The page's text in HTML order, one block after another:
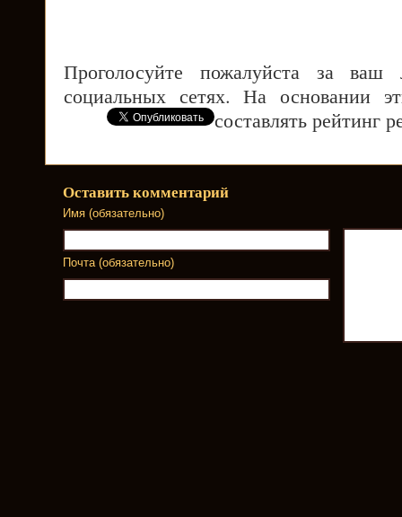
Проголосуйте пожалуйста за
социальных сетях. На основании
составлять рейтинг
Оставить комментарий
Имя (обязательно)
Почта (обязательно)